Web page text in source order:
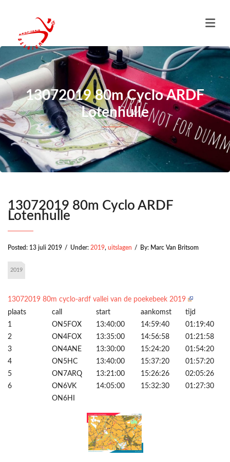
13072019 80m Cyclo ARDF
Lotenhulle
13072019 80m Cyclo ARDF
Lotenhulle
Posted: 13 juli 2019 / Under: 2019, uitslagen / By: Marc Van Britsom
2019
13072019 80m cyclo-ardf vallei van de poekebeek 2019
plaats
call start aankomst
tijd
1
ON5FOX 13:40:00 14:59:40
01:19:40
2
ON4FOX 13:35:00 14:56:58
01:21:58
3
ON4ANE 13:30:00 15:24:20
01:54:20
4
ON5HC 13:40:00 15:37:20
01:57:20
5
ON7ARQ 13:21:00 15:26:26
02:05:26
6
ON6VK 14:05:00 15:32:30
01:27:30
ON6HI